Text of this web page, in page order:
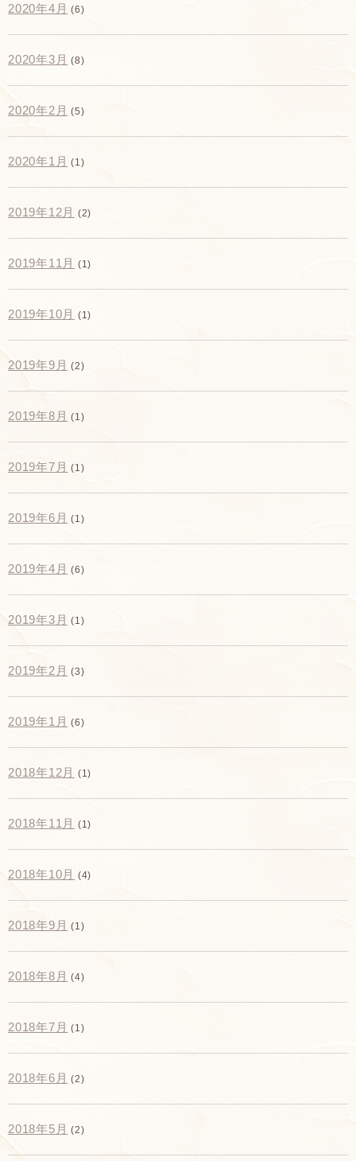
2020年4月 (6)
2020年3月 (8)
2020年2月 (5)
2020年1月 (1)
2019年12月 (2)
2019年11月 (1)
2019年10月 (1)
2019年9月 (2)
2019年8月 (1)
2019年7月 (1)
2019年6月 (1)
2019年4月 (6)
2019年3月 (1)
2019年2月 (3)
2019年1月 (6)
2018年12月 (1)
2018年11月 (1)
2018年10月 (4)
2018年9月 (1)
2018年8月 (4)
2018年7月 (1)
2018年6月 (2)
2018年5月 (2)